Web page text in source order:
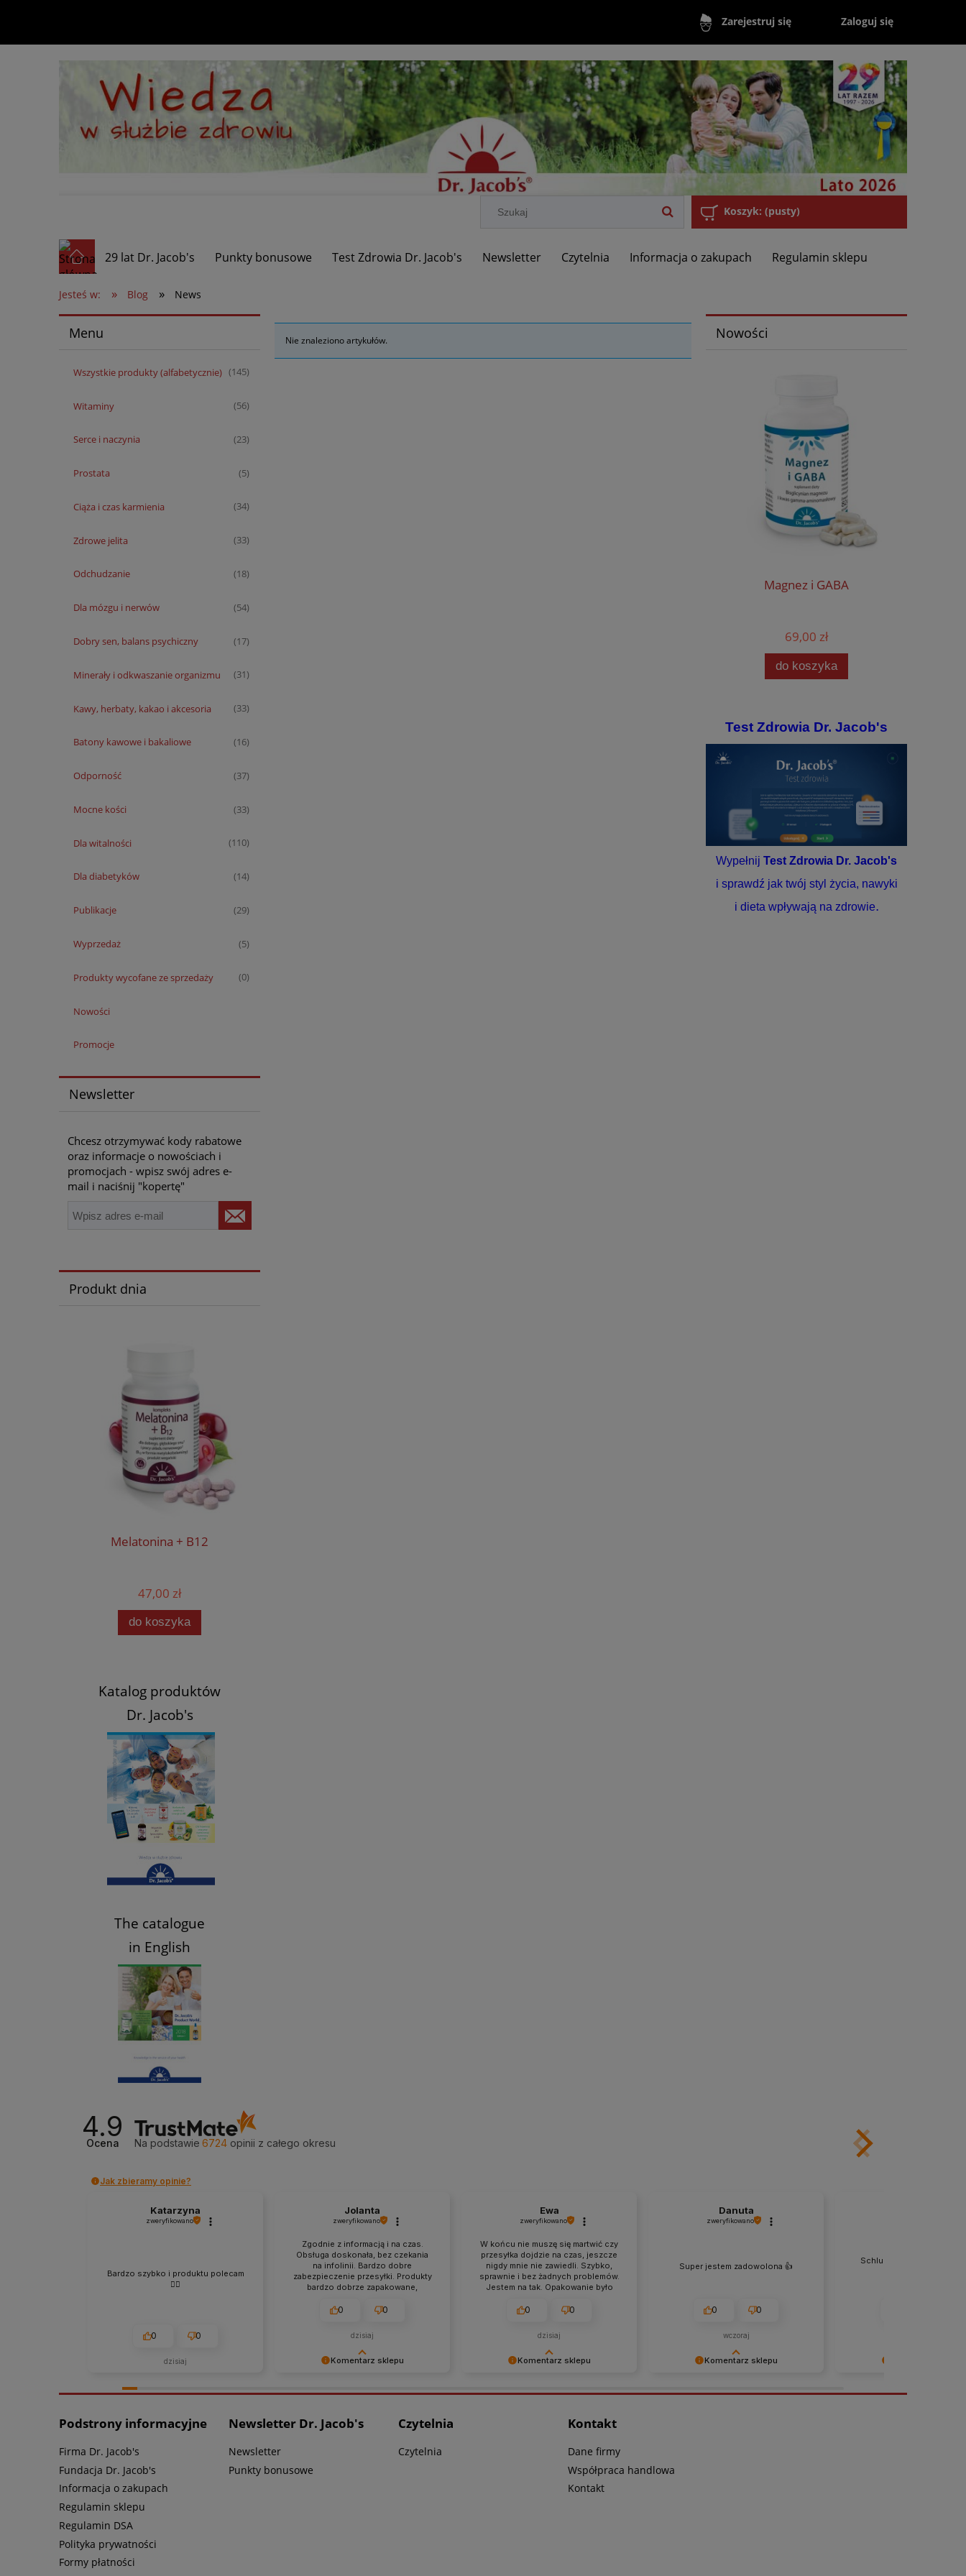
Zarejestruj się Zaloguj się
Koszyk: (pusty)
29 lat Dr. Jacob's Punkty bonusowe Test Zdrowia Dr. Jacob's Newsletter Czytelnia Informacja o zakupach Regulamin sklepu
Jesteś w: » Blog » News
Menu
Wszystkie produkty (alfabetycznie) (145)
Witaminy (56)
Serce i naczynia (23)
Prostata (5)
Ciąża i czas karmienia (34)
Zdrowe jelita (33)
Odchudzanie (18)
Dla mózgu i nerwów (54)
Dobry sen, balans psychiczny (17)
Minerały i odkwaszanie organizmu (31)
Kawy, herbaty, kakao i akcesoria (33)
Batony kawowe i bakaliowe (16)
Odporność (37)
Mocne kości (33)
Dla witalności (110)
Dla diabetyków (14)
Publikacje (29)
Wyprzedaż (5)
Produkty wycofane ze sprzedaży (0)
Nowości
Promocje
Newsletter
Chcesz otrzymywać kody rabatowe
oraz informacje o nowościach i
promocjach - wpisz swój adres e-
mail i naciśnij "kopertę"
Produkt dnia
Melatonina + B12
47,00 zł
do koszyka
Katalog produktów
Dr. Jacob's
The catalogue
in English
Nie znaleziono artykułów. Nowości
Magnez i GABA
69,00 zł
do koszyka
Test Zdrowia Dr. Jacob's
Wypełnij Test Zdrowia Dr. Jacob's
i sprawdź jak twój styl życia, nawyki
i dieta wpływają na zdrowie.
4.9
Ocena Na podstawie 6724 opinii z całego okresu
Jak zbieramy opinie?
Katarzyna
zweryfikowano
Bardzo szybko i produktu polecam
👍🏻
0 0
dzisiaj Komentarz sklepu
że wszystko przebiegło pomyślnie!
Jolanta
zweryfikowano
Zgodnie z informacją i na czas.
Obsługa doskonała, bez czekania
na infolinii. Bardzo dobre
zabezpieczenie przesyłki. Produkty
bardzo dobrze zapakowane,
cenach. Polecam.
0 0
dzisiaj
Komentarz sklepu
udane! Pozdrawiamy serdecznie i
Ewa
zweryfikowano
W końcu nie muszę się martwić czy
przesyłka dojdzie na czas, jeszcze
nigdy mnie nie zawiedli. Szybko,
sprawnie i bez żadnych problemów.
Jestem na tak. Opakowanie było
solidność i bezpieczeństwo
problemów! Polecam z czystym
sumieniem. ❤️
0 0
dzisiaj
Komentarz sklepu
się, że zakupy spełniły oczekiwania!
Danuta
zweryfikowano
Super jestem zadowolona 👍️
0 0
wczoraj
że wszystko przebiegło
Schludna i czysta
Podstrony informacyjne
Firma Dr. Jacob's
Fundacja Dr. Jacob's
Informacja o zakupach
Regulamin sklepu
Regulamin DSA
Polityka prywatności
Formy płatności
Newsletter Dr. Jacob's
Newsletter
Punkty bonusowe
Czytelnia
Czytelnia
Kontakt
Dane firmy
Współpraca handlowa
Kontakt